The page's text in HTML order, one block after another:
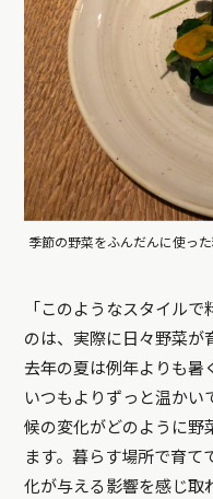
季節の野菜をふんだんに使っ
「このようなスタイル
のは、実際に日々野菜が
去年の夏は例年よりも暑
いつもよりずっと温かい
候の変化がどのように野
ます。暮らす場所で育て
化が与える影響を感じ取